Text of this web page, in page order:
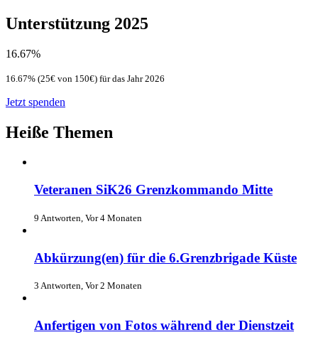
Unterstützung 2025
16.67%
16.67% (25€ von 150€) für das Jahr 2026
Jetzt spenden
Heiße Themen
Veteranen SiK26 Grenzkommando Mitte
9 Antworten, Vor 4 Monaten
Abkürzung(en) für die 6.Grenzbrigade Küste
3 Antworten, Vor 2 Monaten
Anfertigen von Fotos während der Dienstzeit